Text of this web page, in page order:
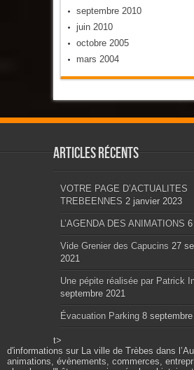
septembre 2010
juin 2010
octobre 2005
mars 2004
Articles récents
VOTRE PAGE D’ACTUALITES
TREBEENNES 2 janvier 2023
L’AGENDA DES ANIMATIONS
Vide Grenier des Capucins 27
2021
Une pépite réalisée par Patrick
septembre 2021
Évacuation Parking 8
t>
d'informations sur La ville de Trèbes dans
animations, évènements, commerces,